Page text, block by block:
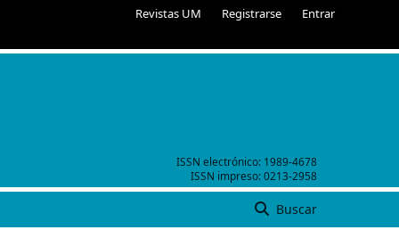
Revistas UM Registrarse Entrar
ISSN electrónico: 1989-4678
ISSN impreso:0213-2958
Buscar